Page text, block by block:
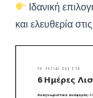
Ιδανική
και ελευθερία